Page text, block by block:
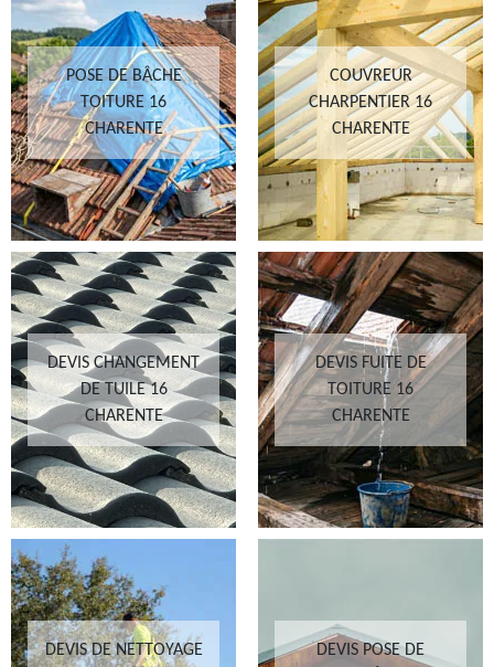
POSE DE BÂCHE
TOITURE 16
CHARENTE
COUVREUR
CHARPENTIER 16
CHARENTE
DEVIS CHANGEMENT
DE TUILE 16
CHARENTE
DEVIS FUITE DE
TOITURE 16
CHARENTE
DEVIS DE NETTOYAGE
DEVIS POSE DE